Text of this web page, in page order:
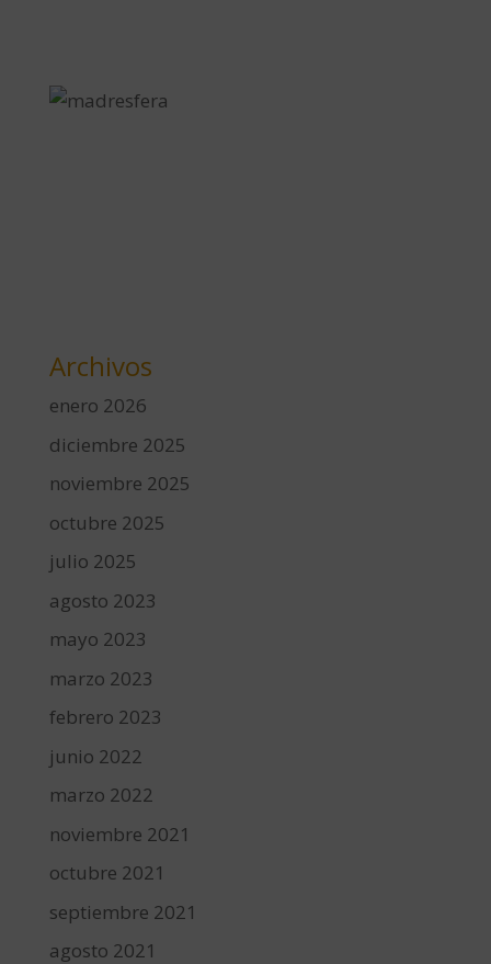
Archivos
enero 2026
diciembre 2025
noviembre 2025
octubre 2025
julio 2025
agosto 2023
mayo 2023
marzo 2023
febrero 2023
junio 2022
marzo 2022
noviembre 2021
octubre 2021
septiembre 2021
agosto 2021